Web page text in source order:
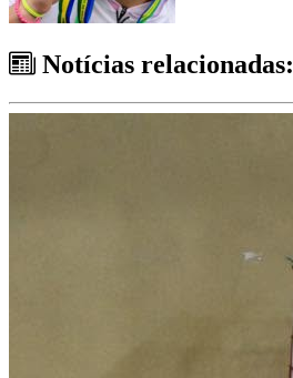
Notícias relacionadas: